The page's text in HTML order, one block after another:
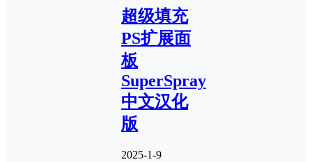
超级填充
PS扩展面
板
SuperSpray
中文汉化
版
2025-1-9